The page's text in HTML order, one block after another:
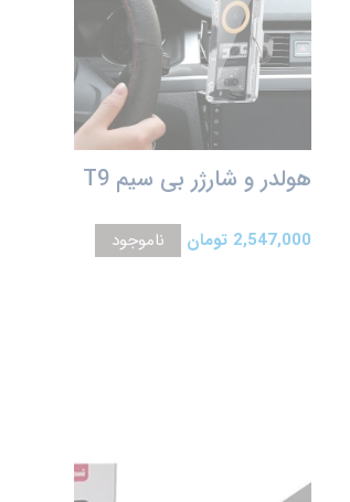
هولدر و شارژر بی سیم T9
2,547,000 تومان ناموجود